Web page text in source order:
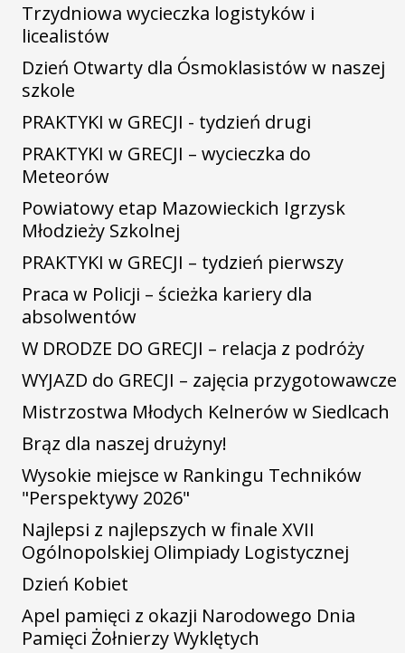
Trzydniowa wycieczka logistyków i
licealistów
Dzień Otwarty dla Ósmoklasistów w naszej
szkole
PRAKTYKI w GRECJI - tydzień drugi
PRAKTYKI w GRECJI – wycieczka do
Meteorów
Powiatowy etap Mazowieckich Igrzysk
Młodzieży Szkolnej
PRAKTYKI w GRECJI – tydzień pierwszy
Praca w Policji – ścieżka kariery dla
absolwentów
W DRODZE DO GRECJI – relacja z podróży
WYJAZD do GRECJI – zajęcia przygotowawcze
Mistrzostwa Młodych Kelnerów w Siedlcach
Brąz dla naszej drużyny!
Wysokie miejsce w Rankingu Techników
"Perspektywy 2026"
Najlepsi z najlepszych w finale XVII
Ogólnopolskiej Olimpiady Logistycznej
Dzień Kobiet
Apel pamięci z okazji Narodowego Dnia
Pamięci Żołnierzy Wyklętych